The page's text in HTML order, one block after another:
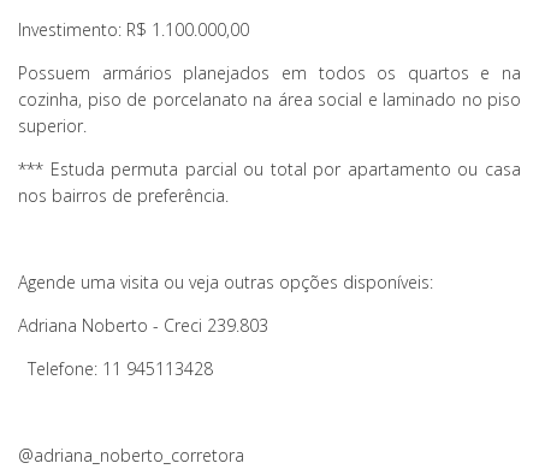
Investimento: R$ 1.100.000,00
Possuem armários planejados em todos os quartos e na
cozinha, piso de porcelanato na área social e laminado no piso
superior.
*** Estuda permuta parcial ou total por apartamento ou casa
nos bairros de preferência.
Agende uma visita ou veja outras opções disponíveis:
Adriana Noberto - Creci 239.803
Telefone: 11 945113428
@adriana_noberto_corretora